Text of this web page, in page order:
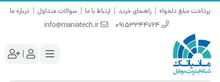
پرداخت مبلغ دلخواه راهنمای خرید ارتباط با ما سوالات متداول درباره ما
09153344724
info@maniatech.ir
|